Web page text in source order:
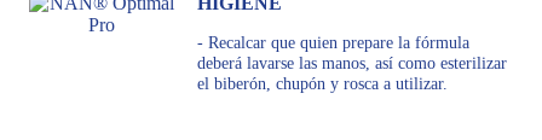
- Recalcar que quien prepare la fórmula
deberá lavarse las manos, así como esterilizar
el biberón, chupón y rosca a utilizar.